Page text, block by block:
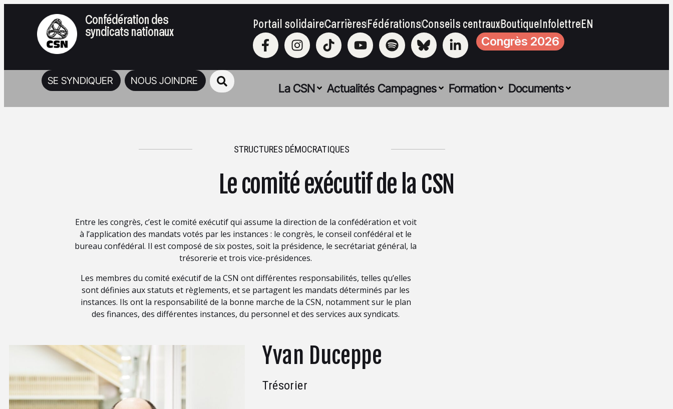
Confédération des
syndicats nationaux Portail solidaireCarrièresFédérationsConseils centrauxBoutiqueInfolettreEN
Congrès 2026
SE SYNDIQUER NOUS JOINDRE
La CSN Actualités Campagnes Formation Documents
STRUCTURES DÉMOCRATIQUES
Le comité exécutif de la CSN
Entre les congrès, c’est le comité exécutif qui assume la direction de la confédération et voit
à l’application des mandats votés par les instances : le congrès, le conseil confédéral et le
bureau confédéral. Il est composé de six postes, soit la présidence, le secrétariat général, la
trésorerie et trois vice-présidences.
Les membres du comité exécutif de la CSN ont différentes responsabilités, telles qu’elles
sont définies aux statuts et règlements, et se partagent les mandats déterminés par les
instances. Ils ont la responsabilité de la bonne marche de la CSN, notamment sur le plan
des finances, des différentes instances, du personnel et des services aux syndicats.
Yvan Duceppe
Trésorier